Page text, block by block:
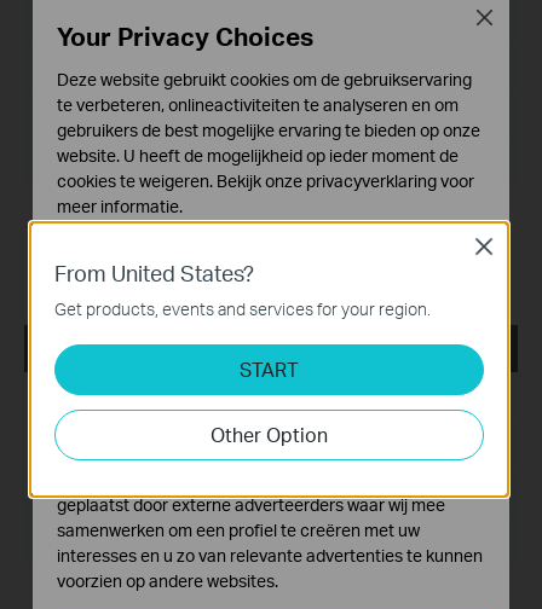
Bestandsgrootte:3.95 MB
Besturingssysteem: Mac OS 12.5
Modification and bug fixes:
PG2400P/PG2405P/PG1200;
Support the newest MACOS System(Monterey 12.5)
tpPLC_ Utility _Windows 7/8/8.1/10/11
Publicatiedatum:2022-06-27
Taal:
Bestandsgrootte:72.37 MB
Besturingssysteem: Windows 7/8/8.1/10/11
From United States?
Get products, events and services for your region.
START
Other Option
Close
Your Privacy Choices
Deze website gebruikt cookies om de gebruikservaring
te verbeteren, onlineactiviteiten te analyseren en om
gebruikers de best mogelijke ervaring te bieden op onze
website. U heeft de mogelijkheid op ieder moment de
cookies te weigeren. Bekijk onze privacyverklaringvoor
meer informatie.
Deze cookies zijn noodzakelijk voor de werking van de
website en kunnen niet worden uitgeschakeld.
Analyse en Marketing Cookies
Cookies voor analyse geven ons de mogelijkheid uw
activiteiten op onze website te volgen en zo de
functionaliteit van de website aan te passen en te
verbeteren.
geplaatst door externe adverteerders waar wij mee
samenwerken om een profiel te creëren met uw
interesses en u zo van relevante advertenties te kunnen
voorzien op andere websites.
Close